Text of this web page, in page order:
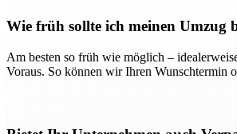
Wie früh sollte ich meinen Umzug
Am besten so früh wie möglich –
Voraus. So können wir Ihren Wunschtermin